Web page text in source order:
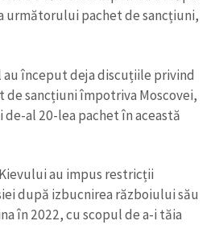
următorului pachet de sancțiuni,
au început deja discuțiile privind
de sancțiuni împotriva Moscovei,
al 20-lea pachet în această
au impus restricții
după izbucnirea războiului său
în 2022, cu scopul de a-i tăia